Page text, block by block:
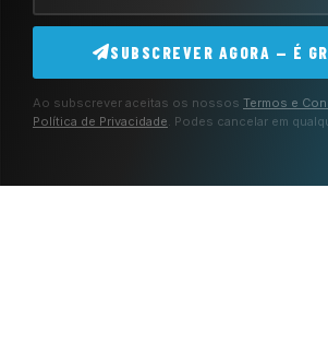
SUBSCREVER AGORA — É
Ao subscrever aceitas os nossos Termos e
Política de Privacidade . Podes cancelar em